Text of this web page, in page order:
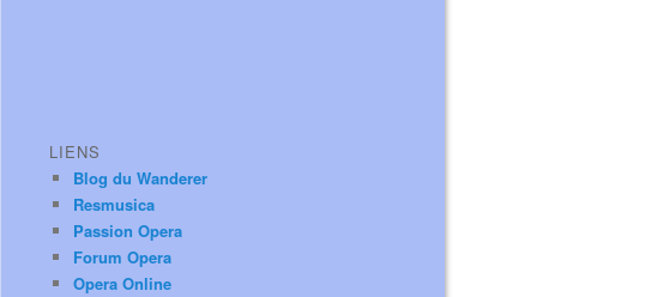
LIENS
Blog du Wanderer
Resmusica
Passion Opera
Forum Opera
Opera Online